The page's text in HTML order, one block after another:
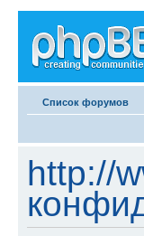
Список форумов
http://